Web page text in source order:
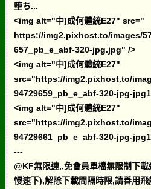
堕ち...
<img alt="中]成何體統E27" src="
https://img2.pixhost.to/images/
657_pb_e_abf-320-jpg.jpg" />
<img alt="中]成何體統E27"
src="https://img2.pixhost.to/
94729659_pb_e_abf-320-jpg-
<img alt="中]成何體統E27"
src="https://img2.pixhost.to/
94729661_pb_e_abf-320-jpg-
---
@KF無限速,,免會員單檔無限制下載
慢速下),解除下載間隔時限,請善用飛